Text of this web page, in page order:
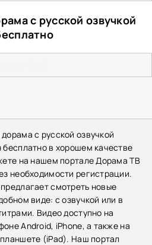
с русской озвучкой
дорама с русской озвучкой
бесплатно в хорошем качестве
на нашем портале Дорама ТВ
необходимости регистрации.
смотреть новые
виде: с озвучкой или в
Видео доступно на
Android, iPhone, а также на
(iPad). Наш портал